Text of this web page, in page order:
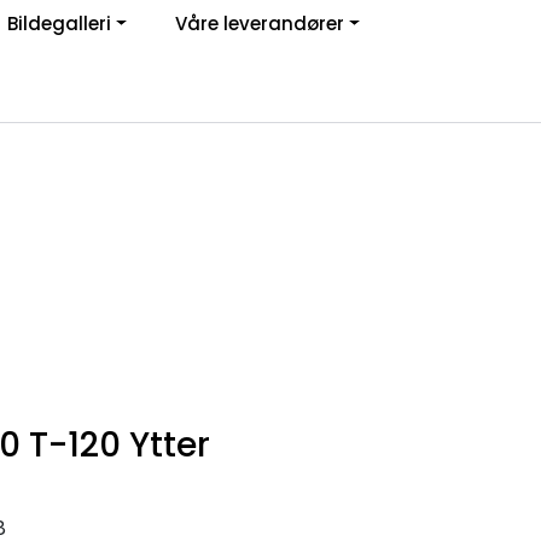
Bildegalleri Våre leverandører
T-120 Ytter